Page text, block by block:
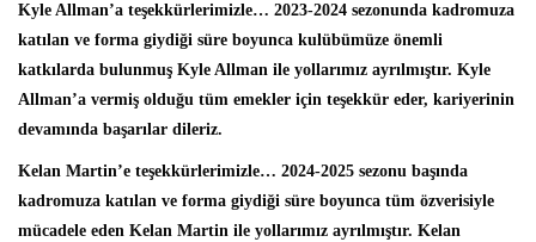
Kyle Allman’a teşekkürlerimizle… 2023-2024 sezonunda kadromuza
katılan ve forma giydiği süre boyunca kulübümüze önemli
katkılarda bulunmuş Kyle Allman ile yollarımız ayrılmıştır. Kyle
Allman’a vermiş olduğu tüm emekler için teşekkür eder, kariyerinin
devamında başarılar dileriz.
Kelan Martin’e teşekkürlerimizle… 2024-2025 sezonu başında
kadromuza katılan ve forma giydiği süre boyunca tüm özverisiyle
mücadele eden Kelan Martin ile yollarımız ayrılmıştır. Kelan